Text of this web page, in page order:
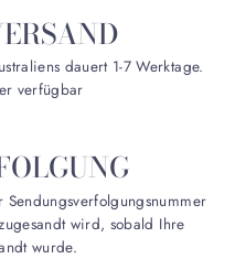
dauert 1-7 Werktage.
verfügbar
wird, sobald Ihre
wurde.